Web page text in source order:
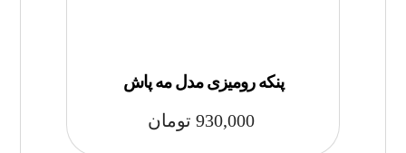
پنکه رومیزی مدل مه پاش
930,000 تومان